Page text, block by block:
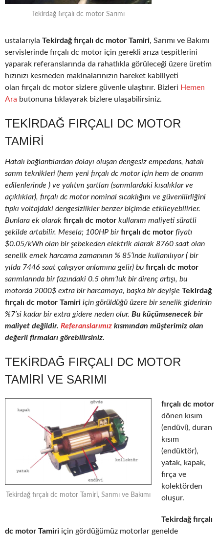
Tekirdağ fırçalı dc motor Sarımı
ustalarıyla Tekirdağ fırçalı dc motor Tamiri, Sarımı ve Bakımı
servislerinde fırçalı dc motor için gerekli arıza tespitlerini
yaparak referanslarında da rahatlıkla görüleceği üzere üretim
hızınızı kesmeden makinalarınızın hareket kabiliyeti
olan fırçalı dc motor sizlere güvenle ulaştırır. Bizleri Hemen
Ara butonuna tıklayarak bizlere ulaşabilirsiniz.
TEKIRDAĞ FIRÇALI DC MOTOR
TAMIRI
Hatalı bağlantılardan dolayı oluşan dengesiz empedans, hatalı
sarım teknikleri (hem yeni fırçalı dc motor için hem de onarım
edilenlerinde ) ve yalıtım şartları (sarımlardaki kısalıklar ve
açıklıklar), fırçalı dc motor nominal sıcaklığını ve güvenilirliğini
tıpkı voltajdaki dengesizlikler benzer biçimde etkileyebilirler.
Bunlara ek olarak fırçalı dc motor kullanım maliyeti süratli
şekilde artabilir. Mesela; 100HP birfırçalı dc motor fiyatı
$0.05/kWh olan bir şebekeden elektrik alarak 8760 saat olan
senelik emek harcama zamanının % 85’inde kullanılıyor ( bir
yılda 7446 saat çalışıyor anlamına gelir) bu fırçalı dc motor
sarımlarında bir fazındaki 0.5 ohm’luk bir direnç artışı, bu
motorda 2000$ extra bir harcamaya, başka bir deyişle Tekirdağ
fırçalı dc motor Tamiri için görüldüğü üzere bir senelik giderinin
%7’si kadar bir extra gidere neden olur. Bu küçümsenecek bir
maliyet değildir. Referanslarımız kısmından müşterimiz olan
değerli firmaları görebilirsiniz.
TEKIRDAĞ FIRÇALI DC MOTOR
TAMIRI VE SARIMI
Tekirdağ fırçalı dc motor Tamiri, Sarımı ve Bakımı
fırçalı dc motor
dönen kısım
(endüvi), duran
kısım
(endüktör),
yatak, kapak,
fırça ve
kolektörden
oluşur.
Tekirdağ fırçalı
dc motor Tamiri için gördüğümüz motorlar genelde